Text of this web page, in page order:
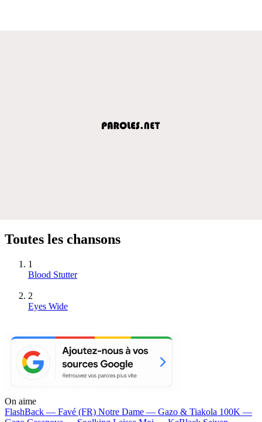
Toutes les chansons
1
Blood Stutter
2
Eyes Wide
On aime
FlashBack — Favé (FR) Notre Dame — Gazo & Tiakola 100K —